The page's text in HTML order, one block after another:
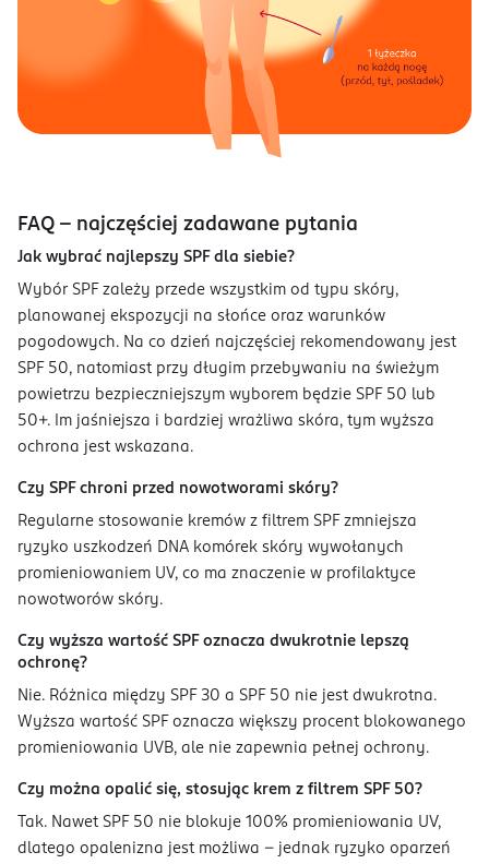
FAQ - najczęściej zadawane pytania
Jak wybrać najlepszy SPF dla siebie?
Wybór SPF zależy przede wszystkim od typu skóry,
planowanej ekspozycji na słońce oraz warunków
pogodowych. Na co dzień najczęściej rekomendowany jest
SPF 50, natomiast przy długim przebywaniu na świeżym
powietrzu bezpieczniejszym wyborem będzie SPF 50 lub
50+. Im jaśniejsza i bardziej wrażliwa skóra, tym wyższa
ochrona jest wskazana.
Czy SPF chroni przed nowotworami skóry?
Regularne stosowanie kremów z filtrem SPF zmniejsza
ryzyko uszkodzeń DNA komórek skóry wywołanych
promieniowaniem UV, co ma znaczenie w profilaktyce
nowotworów skóry.
Czy wyższa wartość SPF oznacza dwukrotnie lepszą
ochronę?
Nie. Różnica między SPF 30 a SPF 50 nie jest dwukrotna.
Wyższa wartość SPF oznacza większy procent blokowanego
promieniowania UVB, ale nie zapewnia pełnej ochrony.
Czy można opalić się, stosując krem z filtrem SPF 50?
Tak. Nawet SPF 50 nie blokuje 100% promieniowania UV,
dlatego opalenizna jest możliwa – jednak ryzyko oparzeń